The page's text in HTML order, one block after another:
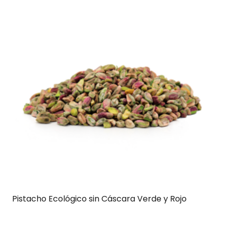
Pistacho Ecológico sin Cáscara Verde y Rojo